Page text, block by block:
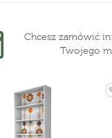
Chcesz zamówić
Twojego